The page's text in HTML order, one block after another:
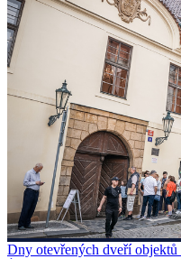
Dny otevřených dveří